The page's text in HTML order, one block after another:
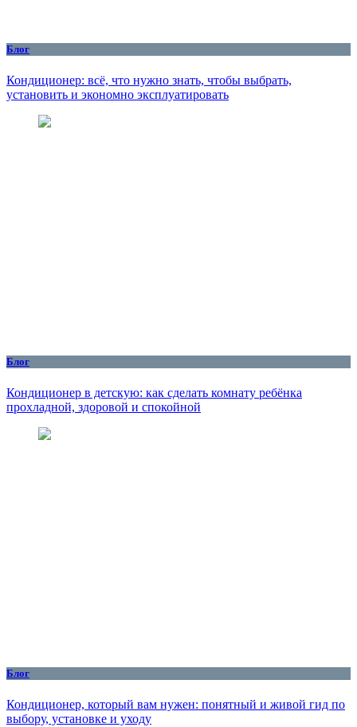
Блог
Кондиционер: всё, что нужно знать, чтобы выбрать,
установить и экономно эксплуатировать
Блог
Кондиционер в детскую: как сделать комнату ребёнка
прохладной, здоровой и спокойной
Блог
Кондиционер, который вам нужен: понятный и живой гид по
выбору, установке и уходу